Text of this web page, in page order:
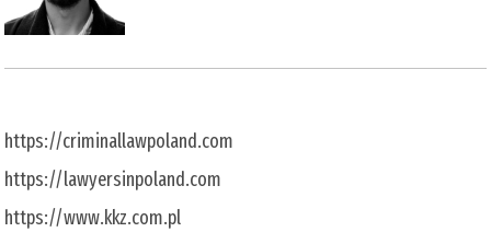
https://criminallawpoland.com
https://lawyersinpoland.com
https://www.kkz.com.pl